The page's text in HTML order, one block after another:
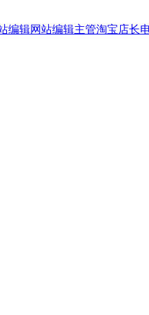
编辑网站编辑主管淘宝店长